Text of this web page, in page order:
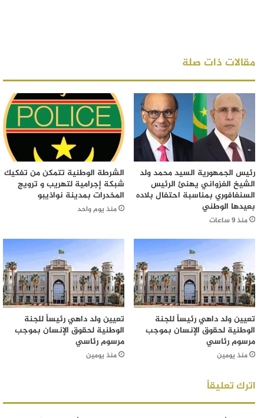
مقالات ذات صلة
رئيس الجمهورية السيد محمد ولد
الشيخ الغزواني يهنئ الرئيس
السنغافوري بمناسبة احتفال بلاده
بعيدها الوطني
منذ 9 ساعات
الشرطة الوطنية تتمكن من تفكيك
شبكة إجرامية لتهريب و ترويج
المخدرات بمدينة نواذيبو
منذ يوم واحد
تعيين ولد داهي رئيساً للجنة
الوطنية لحقوق الإنسان بموجب
مرسوم رئاسي
منذ يومين
تعيين ولد داهي رئيساً للجنة
الوطنية لحقوق الإنسان بموجب
مرسوم رئاسي
منذ يومين
اترك تعليقاً